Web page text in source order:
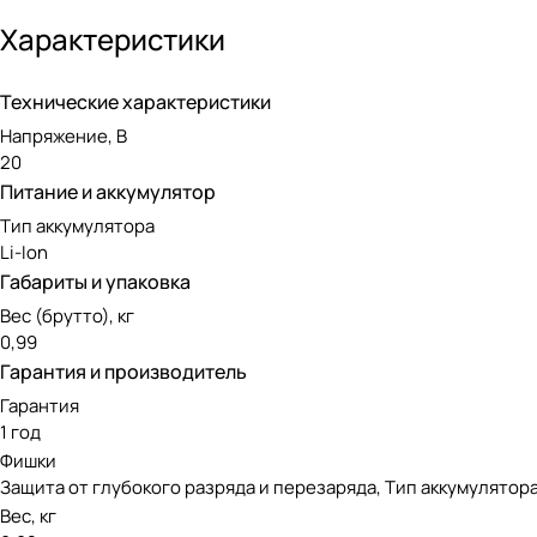
Компактность и широкая применяемость позволят
источник питания напряжением 20В и емкостью 8 А*ч.
Характеристики
Технические характеристики
Напряжение, В
20
Питание и аккумулятор
Тип аккумулятора
Li-Ion
Габариты и упаковка
Вес (брутто), кг
0,99
Гарантия и производитель
Гарантия
1 год
Фишки
Защита от глубокого разряда и перезаряда, Тип
Вес, кг